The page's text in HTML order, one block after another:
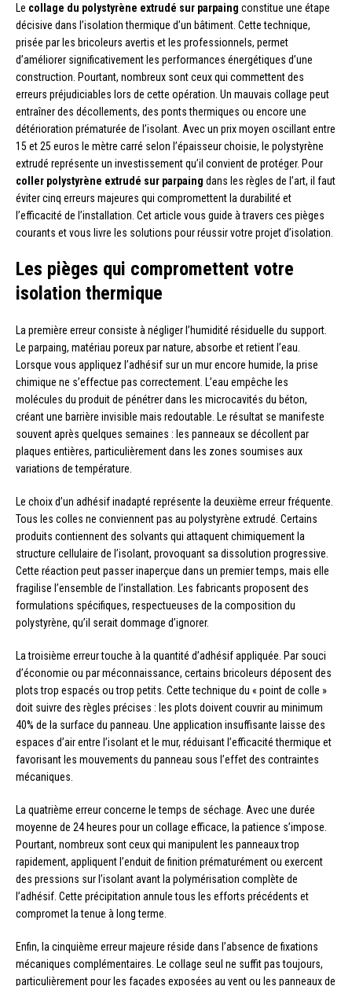
Le collage du polystyrène extrudé sur parpaing constitue une étape
décisive dans l’isolation thermique d’un bâtiment. Cette technique,
prisée par les bricoleurs avertis et les professionnels, permet
d’améliorer significativement les performances énergétiques d’une
construction. Pourtant, nombreux sont ceux qui commettent des
erreurs préjudiciables lors de cette opération. Un mauvais collage peut
entraîner des décollements, des ponts thermiques ou encore une
détérioration prématurée de l’isolant. Avec un prix moyen oscillant entre
15 et 25 euros le mètre carré selon l’épaisseur choisie, le polystyrène
extrudé représente un investissement qu’il convient de protéger. Pour
coller polystyrène extrudé sur parpaing dans les règles de l’art, il faut
éviter cinq erreurs majeures qui compromettent la durabilité et
l’efficacité de l’installation. Cet article vous guide à travers ces pièges
courants et vous livre les solutions pour réussir votre projet d’isolation.
Les pièges qui compromettent votre
isolation thermique
La première erreur consiste à négliger l’humidité résiduelle du support.
Le parpaing, matériau poreux par nature, absorbe et retient l’eau.
Lorsque vous appliquez l’adhésif sur un mur encore humide, la prise
chimique ne s’effectue pas correctement. L’eau empêche les
molécules du produit de pénétrer dans les microcavités du béton,
créant une barrière invisible mais redoutable. Le résultat se manifeste
souvent après quelques semaines : les panneaux se décollent par
plaques entières, particulièrement dans les zones soumises aux
variations de température.
Le choix d’un adhésif inadapté représente la deuxième erreur fréquente.
Tous les colles ne conviennent pas au polystyrène extrudé. Certains
produits contiennent des solvants qui attaquent chimiquement la
structure cellulaire de l’isolant, provoquant sa dissolution progressive.
Cette réaction peut passer inaperçue dans un premier temps, mais elle
fragilise l’ensemble de l’installation. Les fabricants proposent des
formulations spécifiques, respectueuses de la composition du
polystyrène, qu’il serait dommage d’ignorer.
La troisième erreur touche à la quantité d’adhésif appliquée. Par souci
d’économie ou par méconnaissance, certains bricoleurs déposent des
plots trop espacés ou trop petits. Cette technique du « point de colle »
doit suivre des règles précises : les plots doivent couvrir au minimum
40% de la surface du panneau. Une application insuffisante laisse des
espaces d’air entre l’isolant et le mur, réduisant l’efficacité thermique et
favorisant les mouvements du panneau sous l’effet des contraintes
mécaniques.
La quatrième erreur concerne le temps de séchage. Avec une durée
moyenne de 24 heures pour un collage efficace, la patience s’impose.
Pourtant, nombreux sont ceux qui manipulent les panneaux trop
rapidement, appliquent l’enduit de finition prématurément ou exercent
des pressions sur l’isolant avant la polymérisation complète de
l’adhésif. Cette précipitation annule tous les efforts précédents et
compromet la tenue à long terme.
Enfin, la cinquième erreur majeure réside dans l’absence de fixations
mécaniques complémentaires. Le collage seul ne suffit pas toujours,
particulièrement pour les façades exposées au vent ou les panneaux de